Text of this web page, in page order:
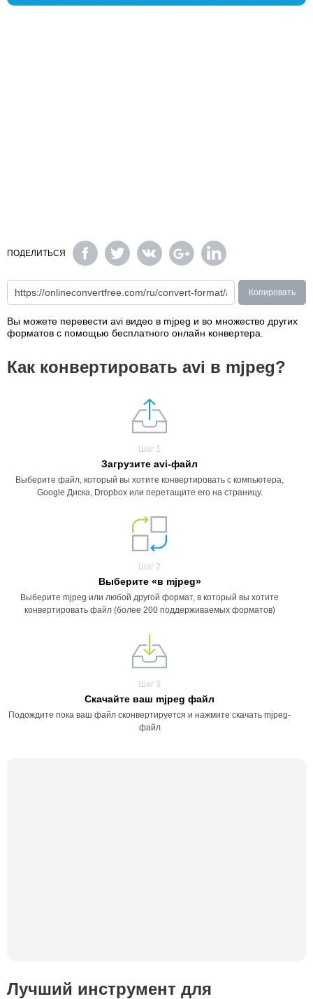
ПОДЕЛИТЬСЯ
Копировать
Вы можете перевести avi видео в mjpeg и во множество других
форматов с помощью бесплатного онлайн конвертера.
Как конвертировать avi в mjpeg?
Шаг 1
Загрузите avi-файл
Выберите файл, который вы хотите конвертировать с компьютера,
Google Диска, Dropbox или перетащите его на страницу.
Шаг 2
Выберите «в mjpeg»
Выберите mjpeg или любой другой формат, в который вы хотите
конвертировать файл (более 200 поддерживаемых форматов)
Шаг 3
Скачайте ваш mjpeg файл
Подождите пока ваш файл сконвертируется и нажмите скачать mjpeg-
файл
Лучший инструмент для